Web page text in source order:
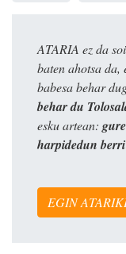
ATARIA ez da
baten ahotsa da,
babesa behar
behar du
esku artean:
harpidedun berri
EGIN